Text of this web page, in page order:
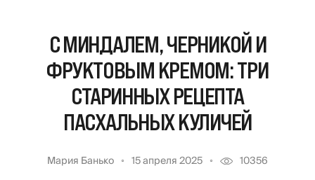
С МИНДАЛЕМ, ЧЕРНИКОЙ И
ФРУКТОВЫМ КРЕМОМ: ТРИ
СТАРИННЫХ РЕЦЕПТА
ПАСХАЛЬНЫХ КУЛИЧЕЙ
Мария Банько 15 апреля 2025 10356